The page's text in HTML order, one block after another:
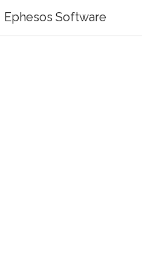
Ephesos Software